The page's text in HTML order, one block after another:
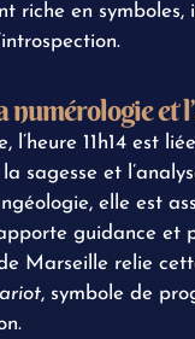
riche en symboles,
numérologie et
l’heure 11h14 est
sagesse et
elle est
guidance et
Marseille relie
, symbole de